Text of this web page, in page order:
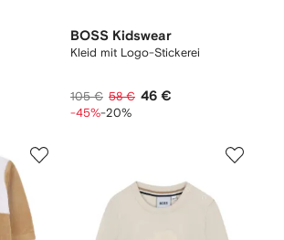
BOSS Kidswear
Kleid mit Logo-Stickerei
105 € 58 € 46 €
-45%-20%